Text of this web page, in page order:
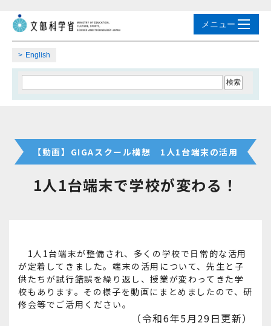
English
【動画】GIGAスクール構想 1人1台端末の活用
1人1台端末で学校が変わる！
1人1台端末が整備され、多くの学校で日常的な活用
が定着してきました。端末の活用について、先生と子
供たちが試行錯誤を繰り返し、授業が変わってきた学
校もあります。その様子を動画にまとめましたので、研
修会等でご活用ください。
（令和6年5月29日更新）